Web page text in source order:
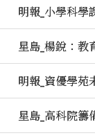
明報_小學科學
星島_楊銳：教
明報_資優學苑
星島_高科院籌